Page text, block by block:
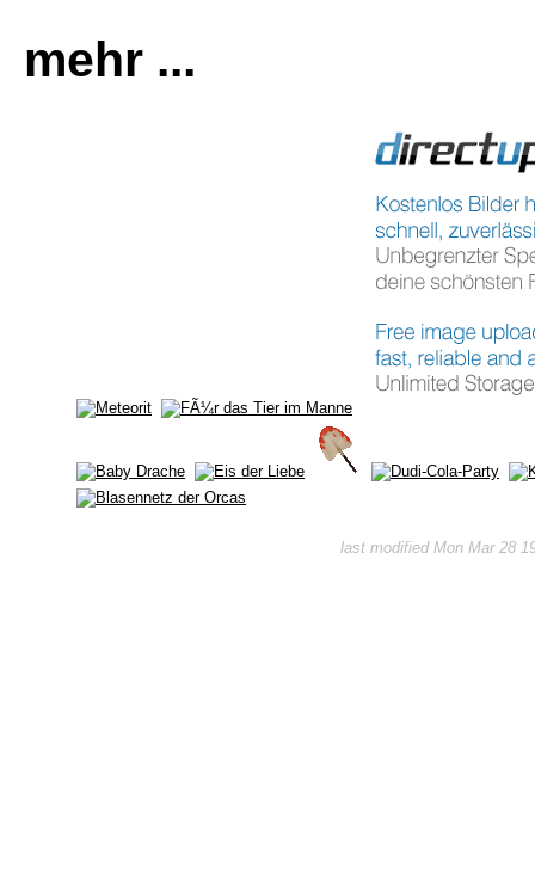
mehr ...
last modified Mon Mar 28